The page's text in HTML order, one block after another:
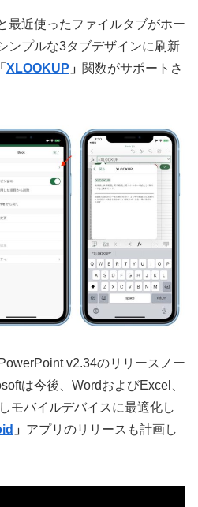
近使ったファイルタブがホー
ンプルな3タブデザインに刷新
「 XLOOKUP 」 関数がサポートさ
v2.34のリリースノー
は今後、WordおよびExcel、
モバイルデバイスに最適化し
」 アプリのリリースも計画し